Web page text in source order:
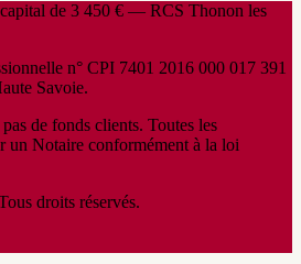
de 3 450 € — RCS Thonon les
n° CPI 7401 2016 000 017 391
Savoie.
de fonds clients. Toutes les
un Notaire conformément à la loi
droits réservés.